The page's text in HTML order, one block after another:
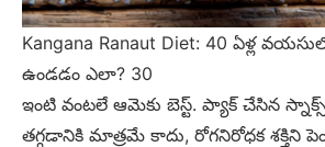
Kangana Ranaut Diet: 40 ఏళ్ల
ఉండడం ఎలా? 30
ఇంటి వంటలే ఆమెకు బెస్ట్. ప్యాక్ చేసిన
తగ్గడానికి మాత్రమే కాదు, రోగనిరోధక శక్తిని